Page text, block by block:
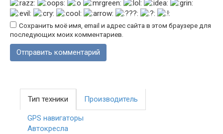
Сохранить моё имя, email и адрес сайта в этом браузере для
последующих моих комментариев.
Тип техники Производитель
GPS навигаторы
Автокресла